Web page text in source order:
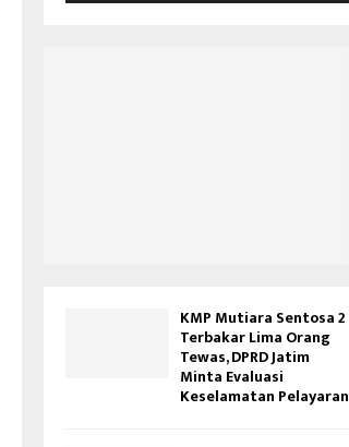
KMP Mutiara Sentosa 2
Terbakar Lima Orang
Tewas, DPRD Jatim
Minta Evaluasi
Keselamatan Pelayaran